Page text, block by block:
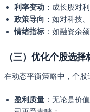
利率变动 ：成长股对
政策导向 ：如对科技
情绪指标 ：如融资余
（三）优化个股选择
在动态平衡策略中，个股
盈利质量 ：无论是价